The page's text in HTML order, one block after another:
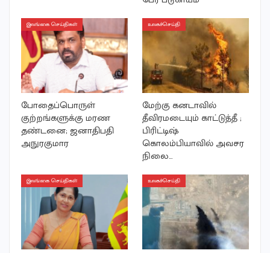
இலங்கை செய்திகள்
போதைப்பொருள்
குற்றங்களுக்கு மரண
தண்டனை; ஜனாதிபதி
அநுரகுமார
உலகச்செய்தி
மேற்கு கனடாவில்
தீவிரமடையும் காட்டுத்தீ ;
பிரிட்டிஷ்
கொலம்பியாவில் அவசர
நிலை…
இலங்கை செய்திகள் உலகச்செய்தி